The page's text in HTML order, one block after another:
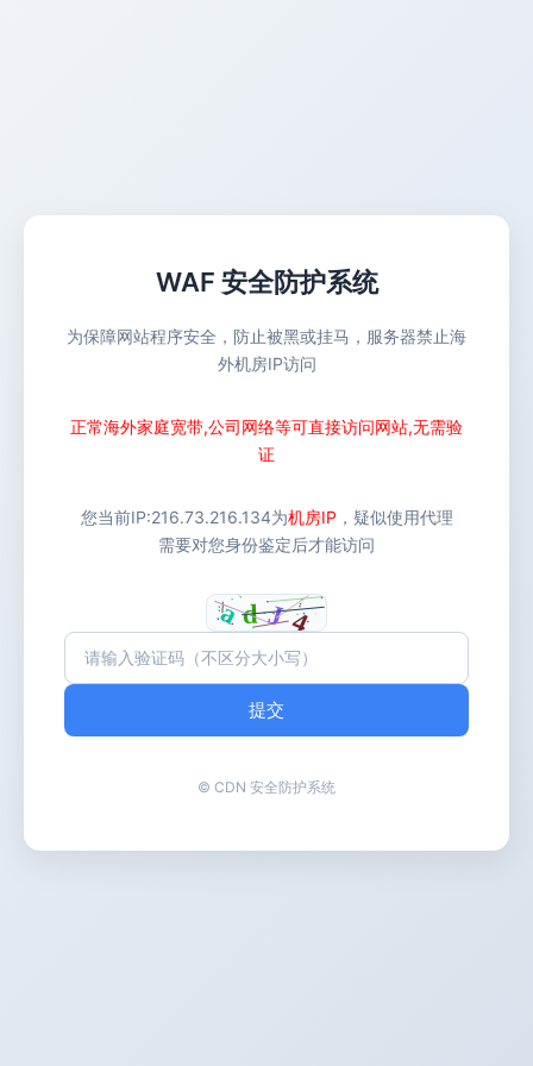
WAF 安全防护系统
为保障网站程序安全，防止被黑或挂马，服务器禁止海
外机房IP访问
正常海外家庭宽带,公司网络等可直接访问网站,无需验
证
您当前IP:216.73.216.134为机房IP ，疑似使用代理
需要对您身份鉴定后才能访问
提交
© CDN 安全防护系统